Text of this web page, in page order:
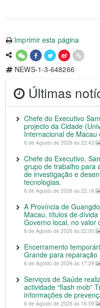
Imprimir esta página
NEWS-1-3-648266
Últimas
Chefe do Executivo
projecto da Cidade
Internacional de Macau
6 de Agosto de 2026 às 22:43
Chefe do Executivo,
grupo de trabalho para
de investigação e
tecnologias.
6 de Agosto de 2026 às 22:16
A Província de
Macau, títulos de dívida
Governo local, no valor
6 de Agosto de 2026 às 22:00
Encerramento
Grande para reparação
6 de Agosto de 2026 às 17:29
Serviços de Saúde
actividade “flash mob”
informações de
6 de Agosto de 2026 às 16:59